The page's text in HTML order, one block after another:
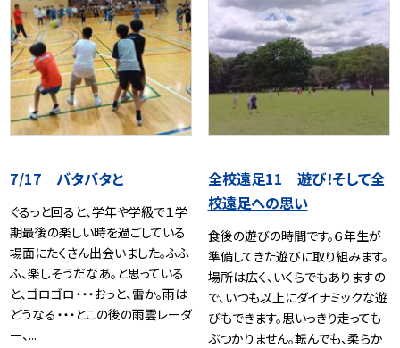
7/17 バタバタと
ぐるっと回ると、学年や学級で１学
期最後の楽しい時を過ごしている
場面にたくさん出会いました。ふふ
ふ、楽しそうだなあ。と思っている
と、ゴロゴロ・・・おっと、雷か。雨は
どうなる・・・とこの後の雨雲レーダ
ー、...
全校遠足11 遊び！そして全
校遠足への思い
食後の遊びの時間です。６年生が
準備してきた遊びに取り組みます。
場所は広く、いくらでもありますの
で、いつも以上にダイナミックな遊
びもできます。思いっきり走っても
ぶつかりません。転んでも、柔らか